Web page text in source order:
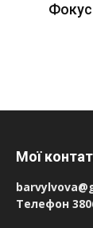
Мої
Телефон